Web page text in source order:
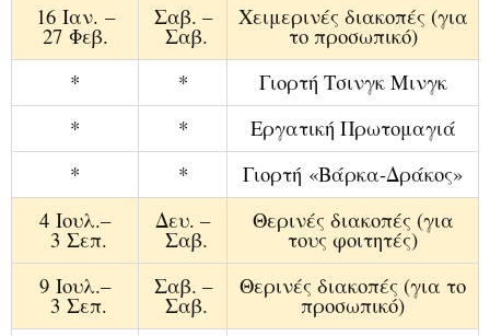
16 Ιαν. –
27 Φεβ.
Σαβ. –
Σαβ.
Χειμερινές διακοπές (για
το προσωπικό)
*
*
Γιορτή Τσινγκ Μινγκ
*
* Εργατική Πρωτομαγιά
*
* Γιορτή «Βάρκα-Δράκος»
4 Ιουλ.–
3 Σεπ.
Δευ. –
Σαβ.
Θερινές διακοπές (για
τους φοιτητές)
9 Ιουλ.–
3 Σεπ.
Σαβ. –
Σαβ.
Θερινές διακοπές (για το
προσωπικό)